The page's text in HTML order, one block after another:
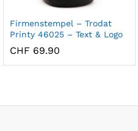
Firmenstempel – Trodat
Printy 46025 – Text & Logo
CHF 69.90